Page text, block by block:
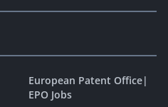
European Patent Office|
EPO Jobs